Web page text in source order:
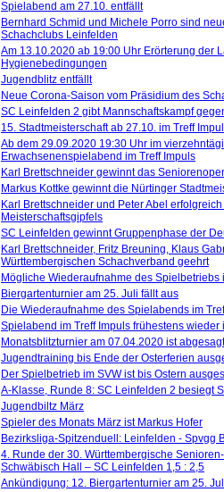
Spielabend am 27.10. entfällt
Bernhard Schmid und Michele Porro sind
Schachclubs Leinfelden
Am 13.10.2020 ab 19:00 Uhr Erörterung der
Hygienebedingungen
Jugendblitz entfällt
Neue Corona-Saison vom Präsidium des
SC Leinfelden 2 gibt Mannschaftskampf
15. Stadtmeisterschaft ab 27.10. im Treff
Ab dem 29.09.2020 19:30 Uhr im
Erwachsenenspielabend im Treff Impuls
Karl Brettschneider gewinnt das
Markus Kottke gewinnt die Nürtinger
Karl Brettschneider und Peter Abel
Meisterschaftsgipfels
SC Leinfelden gewinnt Gruppenphase der
Karl Brettschneider, Fritz Breuning, Klaus
Württembergischen Schachverband geehrt
Mögliche Wiederaufnahme des Spielbetriebs
Biergartenturnier am 25. Juli fällt aus
Die Wiederaufnahme des Spielabends im
Spielabend im Treff Impuls frühestens wieder
Monatsblitzturnier am 07.04.2020 ist abgesagt
Jugendtraining bis Ende der Osterferien
Der Spielbetrieb im SVW ist bis Ostern
A-Klasse, Runde 8: SC Leinfelden 2 besiegt
Jugendbiltz März
Spieler des Monats März ist Markus Hofer
Bezirksliga-Spitzenduell: Leinfelden - Spvgg
4. Runde der 30. Württembergische
Schwäbisch Hall – SC Leinfelden 1,5 : 2,5
Ankündigung: 12. Biergartenturnier am 25.